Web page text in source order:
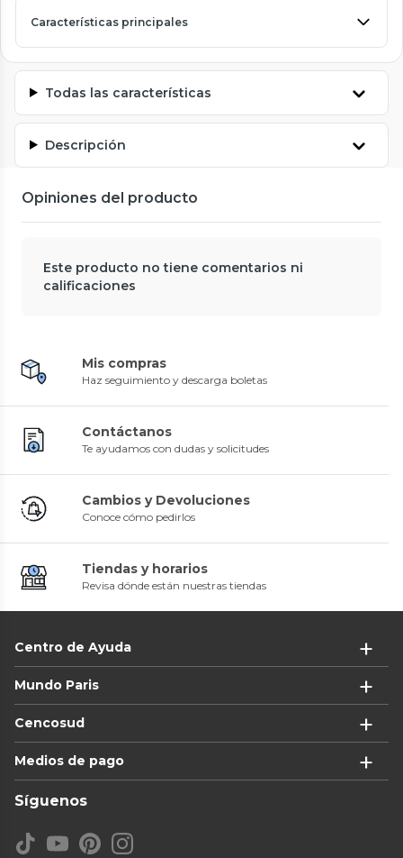
Características principales
Todas las características
Descripción
Opiniones del producto
Este producto no tiene comentarios ni
calificaciones
Mis compras
Haz seguimiento y descarga boletas
Contáctanos
Te ayudamos con dudas y solicitudes
Cambios y Devoluciones
Conoce cómo pedirlos
Tiendas y horarios
Revisa dónde están nuestras tiendas
Centro de Ayuda
Mundo Paris
Cencosud
Medios de pago
Síguenos